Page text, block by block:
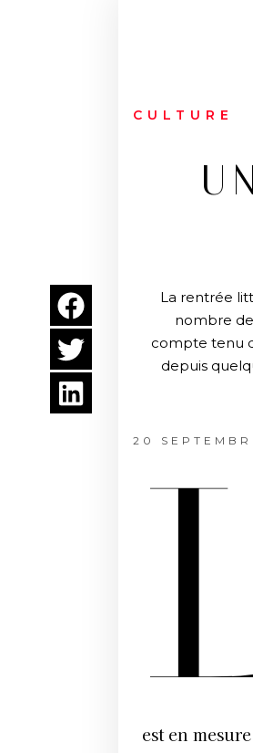
CULTURE
La rentrée
nombre
compte tenu
depuis
20
est en